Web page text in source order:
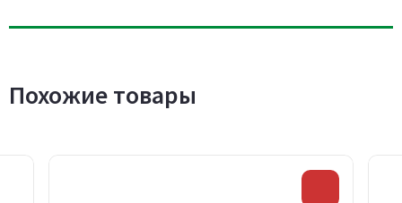
Похожие товары